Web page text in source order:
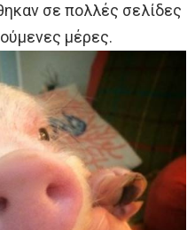
σε πολλές σελίδες
μέρες.